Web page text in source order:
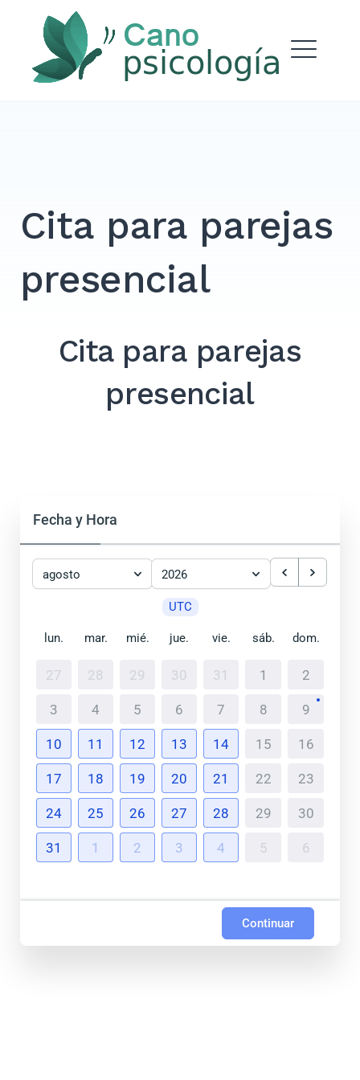
contenidoCano Psicología
Cita para parejas
presencial
Cita para parejas
presencial
Fecha y Hora
agosto 2026
UTC
lun. mar. mié. jue. vie. sáb. dom.
27 28 29 30 31 1 2
3 4 5 6 7 8 9
10 11 12 13 14 15 16
17 18 19 20 21 22 23
24 25 26 27 28 29 30
31 1 2 3 4 5 6
Continuar